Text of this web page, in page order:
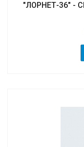
"ЛОРНЕТ-36" -